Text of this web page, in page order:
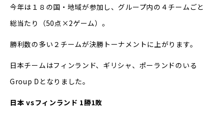
今年は１８の国・地域が参加し、グループ内の４チームごと
総当たり（50点×2ゲーム）。
勝利数の多い２チームが決勝トーナメントに上がります。
日本チームはフィンランド、ギリシャ、ポーランドのいる
Group Dとなりました。
日本 vsフィンランド 1勝1敗